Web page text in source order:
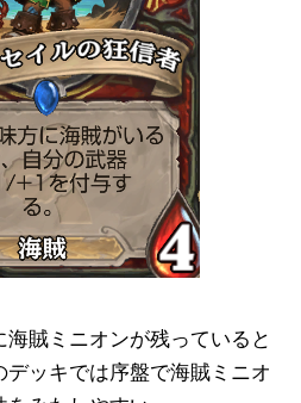
賊ミニオンが残っていると
ッキでは序盤で海賊ミニオ